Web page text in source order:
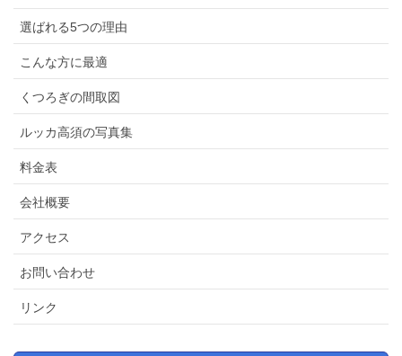
選ばれる5つの理由
こんな方に最適
くつろぎの間取図
ルッカ高須の写真集
料金表
会社概要
アクセス
お問い合わせ
リンク